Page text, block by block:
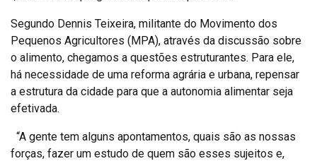
Segundo Dennis Teixeira, militante do Movimento dos
Pequenos Agricultores (MPA), através da discussão sobre
o alimento, chegamos a questões estruturantes. Para ele,
há necessidade de uma reforma agrária e urbana, repensar
a estrutura da cidade para que a autonomia alimentar seja
efetivada.
“A gente tem alguns apontamentos, quais são as nossas
forças, fazer um estudo de quem são esses sujeitos e,